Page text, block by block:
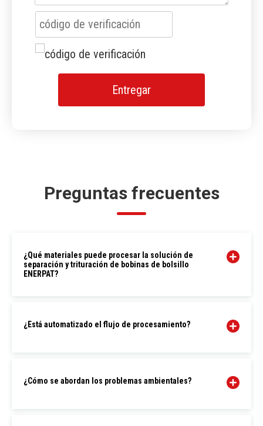
Entregar
Preguntas frecuentes
¿Qué materiales puede procesar la solución de
separación y trituración de bobinas de bolsillo
ENERPAT?
¿Está automatizado el flujo de procesamiento?
¿Cómo se abordan los problemas ambientales?